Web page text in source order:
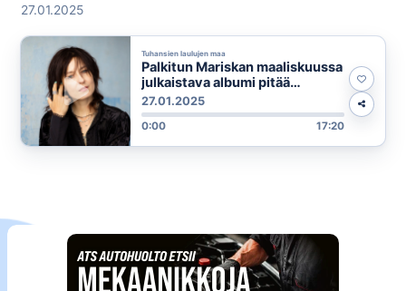
27.01.2025
Tuhansien laulujen maa
Palkitun Mariskan maaliskuussa
julkaistava albumi pitää
sisällään pelkistettyä ja
perusteltua musiikkia
27.01.2025
0:00 17:20